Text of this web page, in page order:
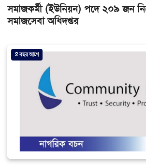
সমাজকর্মী (ইউনিয়ন) পদে ২০৯ জন
সমাজসেবা অধিদপ্তর
2 বছর আগে